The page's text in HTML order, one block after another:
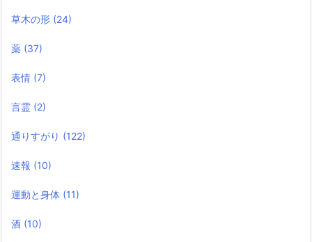
草木の形 (24)
薬 (37)
表情 (7)
言霊 (2)
通りすがり (122)
速報 (10)
運動と身体 (11)
酒 (10)